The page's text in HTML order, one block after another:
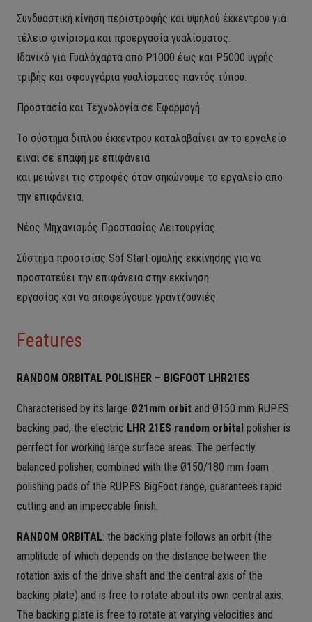
Συνδυαστική κίνηση περιστροφής και υψηλού έκκεντρου για
τέλειο φινίρισμα και προεργασία γυαλίσματος.
Ιδανικό για Γυαλόχαρτα απο P1000 έως και P5000 υγρής
τριβής και σφουγγάρια γυαλίσματος παντός τύπου.
Προστασία και Τεχνολογία σε Εφαρμογή
Το σύστημα διπλού έκκεντρου καταλαβαίνει αν το εργαλείο
ειναι σε επαφή με επιφάνεια
και μειώνει τις στροφές όταν σηκώνουμε το εργαλείο απο
την επιφάνεια.
Νέος Μηχανισμός Προστασίας Λειτουργίας
Σύστημα προστσίας Sof Start ομαλής εκκίνησης για να
προστατεύει την επιφάνεια στην εκκίνηση
εργασίας και να αποφεύγουμε γραντζουνιές.
Features
RANDOM ORBITAL POLISHER – BIGFOOT LHR21ES
Characterised by its large Ø21mm orbit and Ø150 mm RUPES
backing pad, the electric LHR 21ES random orbital polisher is
perrfect for working large surface areas. The perfectly
balanced polisher, combined with the Ø150/180 mm foam
polishing pads of the RUPES BigFoot range, guarantees rapid
cutting and an impeccable finish.
RANDOM ORBITAL: the backing plate follows an orbit (the
amplitude of which depends on the distance between the
rotation axis of the drive shaft and the central axis of the
backing plate) and is free to rotate about its own central axis.
The backing plate is free to rotate at varying velocities and